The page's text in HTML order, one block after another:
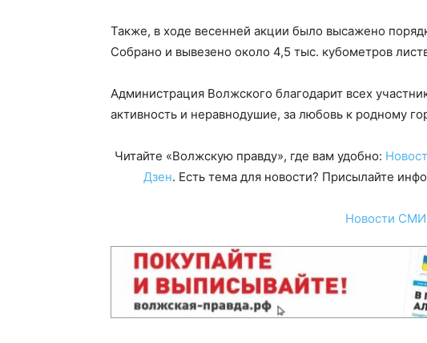
Также, в ходе весенней акции было высажено
Собрано и вывезено около 4,5 тыс. кубометров
Администрация Волжского благодарит всех
активность и неравнодушие, за любовь к родному
Читайте «Волжскую правду», где вам удобно:
Дзен. Есть тема для новости? Присылайте
Новости